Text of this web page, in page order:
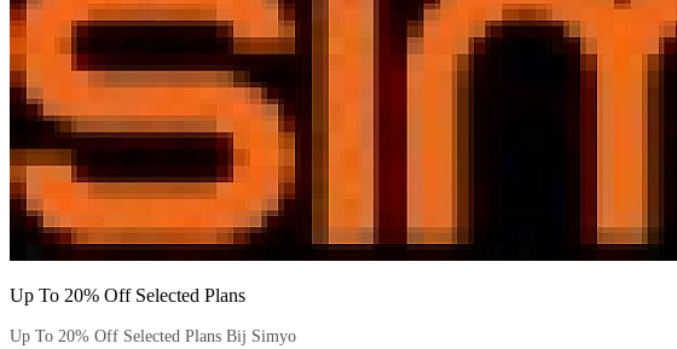
Up To 20% Off Selected Plans
Up To 20% Off Selected Plans Bij Simyo